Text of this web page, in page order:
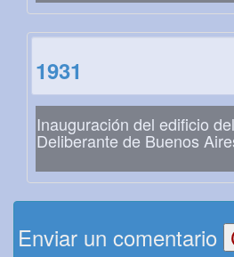
1931
Inauguración del edificio
Deliberante de Buenos
Enviar un comentario